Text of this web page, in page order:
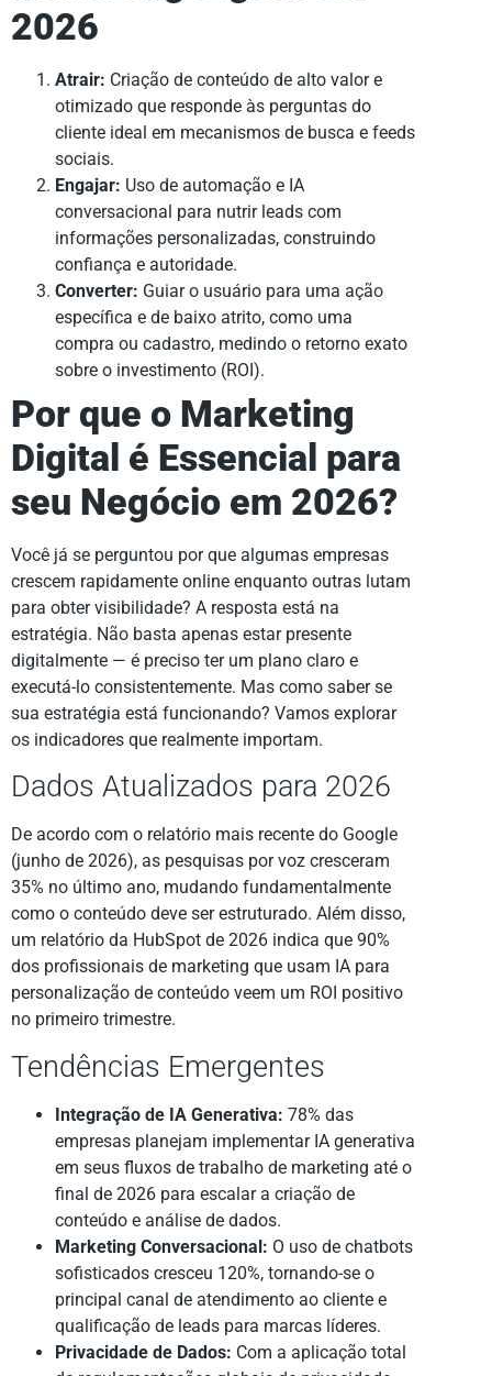
2026
Atrair: Criação de conteúdo de alto valor e
otimizado que responde às perguntas do
cliente ideal em mecanismos de busca e feeds
sociais.
Engajar: Uso de automação e IA
conversacional para nutrir leads com
informações personalizadas, construindo
confiança e autoridade.
Converter: Guiar o usuário para uma ação
específica e de baixo atrito, como uma
compra ou cadastro, medindo o retorno exato
sobre o investimento (ROI).
Por que o Marketing
Digital é Essencial para
seu Negócio em 2026?
Você já se perguntou por que algumas empresas
crescem rapidamente online enquanto outras lutam
para obter visibilidade? A resposta está na
estratégia. Não basta apenas estar presente
digitalmente — é preciso ter um plano claro e
executá-lo consistentemente. Mas como saber se
sua estratégia está funcionando? Vamos explorar
os indicadores que realmente importam.
Dados Atualizados para 2026
De acordo com o relatório mais recente do Google
(junho de 2026), as pesquisas por voz cresceram
35% no último ano, mudando fundamentalmente
como o conteúdo deve ser estruturado. Além disso,
um relatório da HubSpot de 2026 indica que 90%
dos profissionais de marketing que usam IA para
personalização de conteúdo veem um ROI positivo
no primeiro trimestre.
Tendências Emergentes
Integração de IA Generativa: 78% das
empresas planejam implementar IA generativa
em seus fluxos de trabalho de marketing até o
final de 2026 para escalar a criação de
conteúdo e análise de dados.
Marketing Conversacional: O uso de chatbots
sofisticados cresceu 120%, tornando-se o
principal canal de atendimento ao cliente e
qualificação de leads para marcas líderes.
Privacidade de Dados: Com a aplicação total